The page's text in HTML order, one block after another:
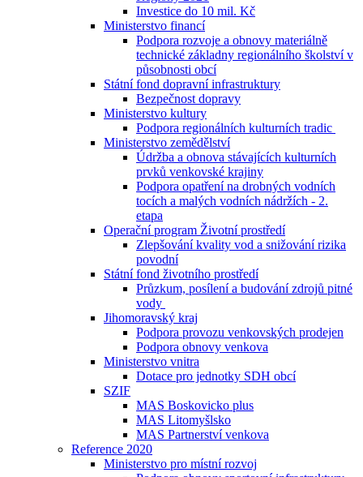
Investice do 10 mil. Kč
Ministerstvo financí
Podpora rozvoje a obnovy materiálně
technické základny regionálního školství v
působnosti obcí
Státní fond dopravní infrastruktury
Bezpečnost dopravy
Ministerstvo kultury
Podpora regionálních kulturních tradic
Ministerstvo zemědělství
Údržba a obnova stávajících kulturních
prvků venkovské krajiny
Podpora opatření na drobných vodních
tocích a malých vodních nádržích - 2.
etapa
Operační program Životní prostředí
Zlepšování kvality vod a snižování rizika
povodní
Státní fond životního prostředí
Průzkum, posílení a budování zdrojů pitné
vody
Jihomoravský kraj
Podpora provozu venkovských prodejen
Podpora obnovy venkova
Ministerstvo vnitra
Dotace pro jednotky SDH obcí
SZIF
MAS Boskovicko plus
MAS Litomyšlsko
MAS Partnerství venkova
Reference 2020
Ministerstvo pro místní rozvoj